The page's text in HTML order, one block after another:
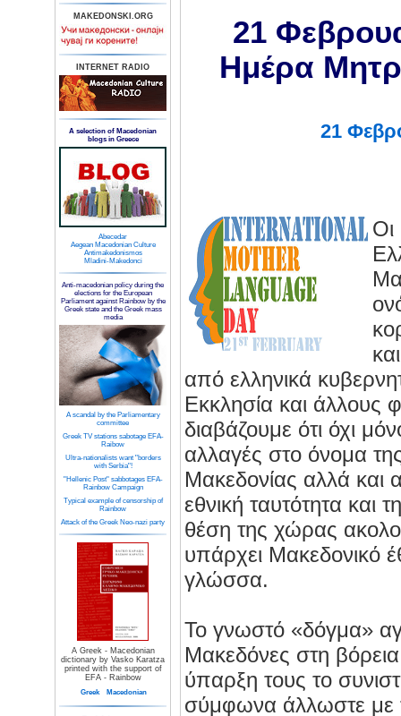
MAKEDONSKI.ORG
INTERNET RADIO
A selection of Macedonian
blogs in Greece
Abecedar
Aegean Macedonian Culture
Antimakedonismos
Mladini-Makedonci
Anti-macedonian policy during the
elections for the European
Parliament against Rainbow by the
Greek state and the Greek mass
media
A scandal by the Parliamentary
committee
Greek TV stations sabotage EFA-
Raibow
Ultra-nationalists want "borders
with Serbia"!
"Hellenic Post" sabbotages EFA-
Rainbow Campaign
Typical example of censorship of
Rainbow
Attack of the Greek Neo-nazi party
A Greek - Macedonian
dictionary by Vasko Karatza
printed with the support of
EFA - Rainbow
Greek Macedonian
21
Ημέρα
21
Οι
από ελληνικά
Εκκλησία και άλλους
διαβάζουμε ότι όχι
αλλαγές στο όνομα
Μακεδονίας αλλά και
εθνική ταυτότητα και
θέση της χώρας
υπάρχει Μακεδονικό
γλώσσα.
Το γνωστό «δόγμα»
Μακεδόνες στη
ύπαρξη τους το
σύμφωνα άλλωστε με